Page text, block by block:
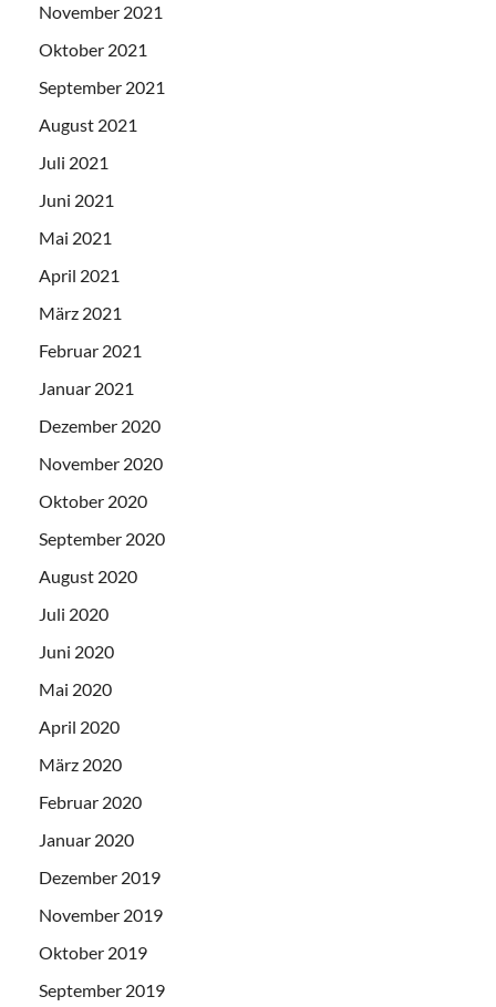
November 2021
Oktober 2021
September 2021
August 2021
Juli 2021
Juni 2021
Mai 2021
April 2021
März 2021
Februar 2021
Januar 2021
Dezember 2020
November 2020
Oktober 2020
September 2020
August 2020
Juli 2020
Juni 2020
Mai 2020
April 2020
März 2020
Februar 2020
Januar 2020
Dezember 2019
November 2019
Oktober 2019
September 2019